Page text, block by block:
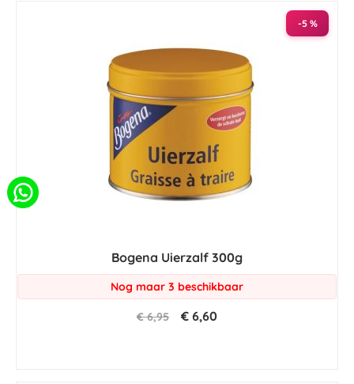
-5 %
Bogena Uierzalf 300g
Nog maar 3 beschikbaar
€ 6,95 € 6,60